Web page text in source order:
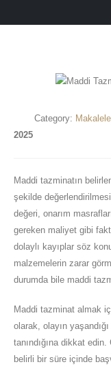
Category:
2025
Maddi tazminatın
şekilde
değeri, onarım
gereken maliyet gibi
dolaylı kayıplar söz
malzemelerin zarar
durumda bile maddi
Maddi tazminat almak
olarak, olayın
tanındığına dikkat
belirli bir süre içinde